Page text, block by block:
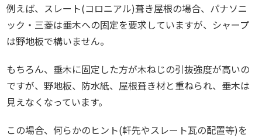
例えば、スレート(コロニアル)葺き屋根の場合、パナソニ
ック・三菱は垂木への固定を要求していますが、シャープ
は野地板で構いません。
もちろん、垂木に固定した方が木ねじの引抜強度が高いの
ですが、野地板、防水紙、屋根葺き材と重ねられ、垂木は
見えなくなっています。
この場合、何らかのヒント(軒先やスレート瓦の配置等)を